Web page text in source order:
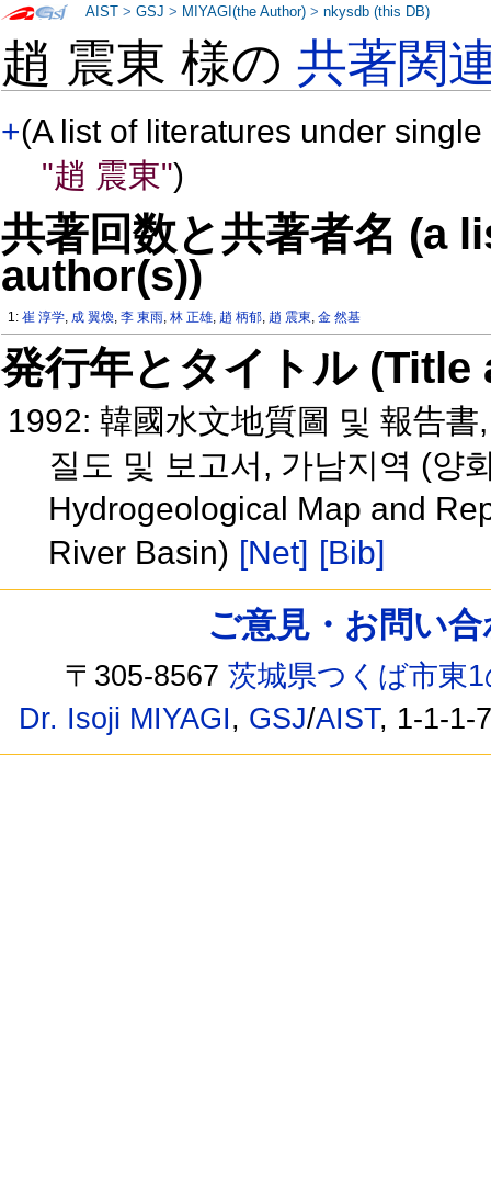
趙 震東 様の共著関
+(A list of literatures under
"趙 震東")
共著回数と共著者名 (a
author(s))
1:崔 淳学, 成 翼煥,李 東雨,林 正雄, 趙 柄郁, 趙 震東,金 然基
発行年とタイトル
1992: 韓國水文地質圖 및 報告
질도 및 보고서, 가남지역 (양
Hydrogeological Map and
River Basin) [Net] [Bib]
AIST >GSJ > MIYAGI(the Author) >nkysdb (this DB)
ご意見・お問い
〒305-8567茨城県つくば市東
Dr. Isoji MIYAGI, GSJ/AIST, 1-1-1-